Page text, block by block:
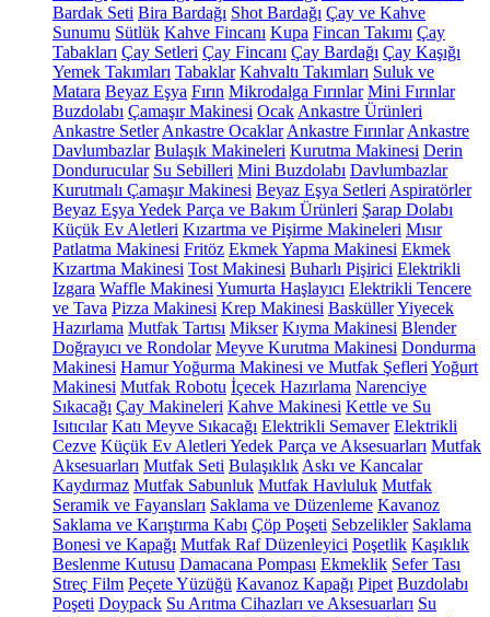
Bardak Seti Bira Bardağı Shot Bardağı Çay ve Kahve
Sunumu Sütlük Kahve Fincanı Kupa Fincan Takımı Çay
Tabakları Çay Setleri Çay Fincanı Çay Bardağı Çay Kaşığı
Yemek Takımları Tabaklar Kahvaltı Takımları Suluk ve
Matara Beyaz Eşya Fırın Mikrodalga Fırınlar Mini Fırınlar
Buzdolabı Çamaşır Makinesi Ocak Ankastre Ürünleri
Ankastre Setler Ankastre Ocaklar Ankastre Fırınlar Ankastre
Davlumbazlar Bulaşık Makineleri Kurutma Makinesi Derin
Dondurucular Su Sebilleri Mini Buzdolabı Davlumbazlar
Kurutmalı Çamaşır Makinesi Beyaz Eşya Setleri Aspiratörler
Beyaz Eşya Yedek Parça ve Bakım Ürünleri Şarap Dolabı
Küçük Ev Aletleri Kızartma ve Pişirme Makineleri Mısır
Patlatma Makinesi Fritöz Ekmek Yapma Makinesi Ekmek
Kızartma Makinesi Tost Makinesi Buharlı Pişirici Elektrikli
Izgara Waffle Makinesi Yumurta Haşlayıcı Elektrikli Tencere
ve Tava Pizza Makinesi Krep Makinesi BasküllerYiyecek
Hazırlama Mutfak Tartısı Mikser Kıyma Makinesi Blender
Doğrayıcı ve Rondolar Meyve Kurutma Makinesi Dondurma
Makinesi Hamur Yoğurma Makinesi ve Mutfak Şefleri Yoğurt
Makinesi Mutfak Robotu İçecek Hazırlama Narenciye
Sıkacağı Çay Makineleri Kahve Makinesi Kettle ve Su
Isıtıcılar Katı Meyve Sıkacağı Elektrikli Semaver Elektrikli
Cezve Küçük Ev Aletleri Yedek Parça ve Aksesuarları Mutfak
Aksesuarları Mutfak Seti Bulaşıklık Askı ve Kancalar
Kaydırmaz Mutfak Sabunluk Mutfak Havluluk Mutfak
Seramik ve Fayansları Saklama ve Düzenleme Kavanoz
Saklama ve Karıştırma Kabı Çöp Poşeti Sebzelikler Saklama
Bonesi ve Kapağı Mutfak Raf Düzenleyici Poşetlik Kaşıklık
Beslenme Kutusu Damacana Pompası Ekmeklik Sefer Tası
Streç Film Peçete Yüzüğü Kavanoz Kapağı Pipet Buzdolabı
Poşeti Doypack Su Arıtma Cihazları ve Aksesuarları Su